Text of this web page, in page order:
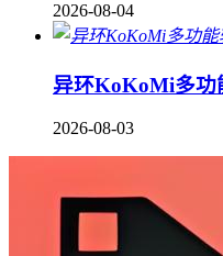
2026-08-04
异环KoKoMi多功
2026-08-03